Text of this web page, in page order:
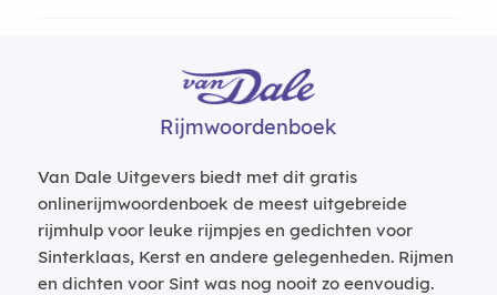
Rijmwoordenboek
Van Dale Uitgevers biedt met dit gratis
onlinerijmwoordenboek de meest uitgebreide
rijmhulp voor leuke rijmpjes en gedichten voor
Sinterklaas, Kerst en andere gelegenheden. Rijmen
en dichten voor Sint was nog nooit zo eenvoudig.